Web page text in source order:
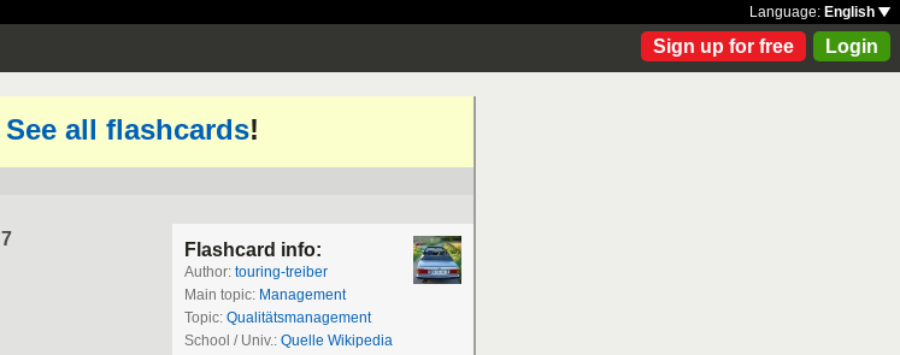
Language: English
Sign up for free Login
See all flashcards!
7
Flashcard info:
Author: touring-treiber
Main topic: Management
Topic: Qualitätsmanagement
School / Univ.: Quelle Wikipedia